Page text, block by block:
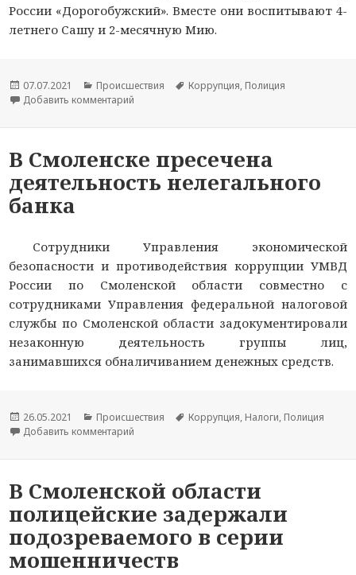
России «Дорогобужский». Вместе они воспитывают 4-
летнего Сашу и 2-месячную Мию.
Опубликовано
07.07.2021 Рубрики
Происшествия Метки
Коррупция, Полиция
Добавить комментарий
В Смоленске пресечена
деятельность нелегального
банка
Сотрудники Управления экономической
безопасности и противодействия коррупции УМВД
России по Смоленской области совместно с
сотрудниками Управления федеральной налоговой
службы по Смоленской области задокументировали
незаконную деятельность группы лиц,
занимавшихся обналичиванием денежных средств.
Опубликовано
26.05.2021 Рубрики
Происшествия Метки
Коррупция, Налоги, Полиция
Добавить комментарий
В Смоленской области
полицейские задержали
подозреваемого в серии
мошенничеств